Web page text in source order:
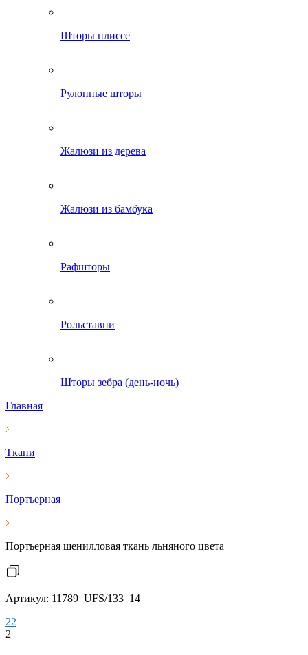
Шторы плиссе
Рулонные шторы
Жалюзи из дерева
Жалюзи из бамбука
Рафшторы
Рольставни
Шторы зебра (день-ночь)
Главная
Ткани
Портьерная
Портьерная шенилловая ткань льняного цвета
Артикул: 11789_UFS/133_14
22
2